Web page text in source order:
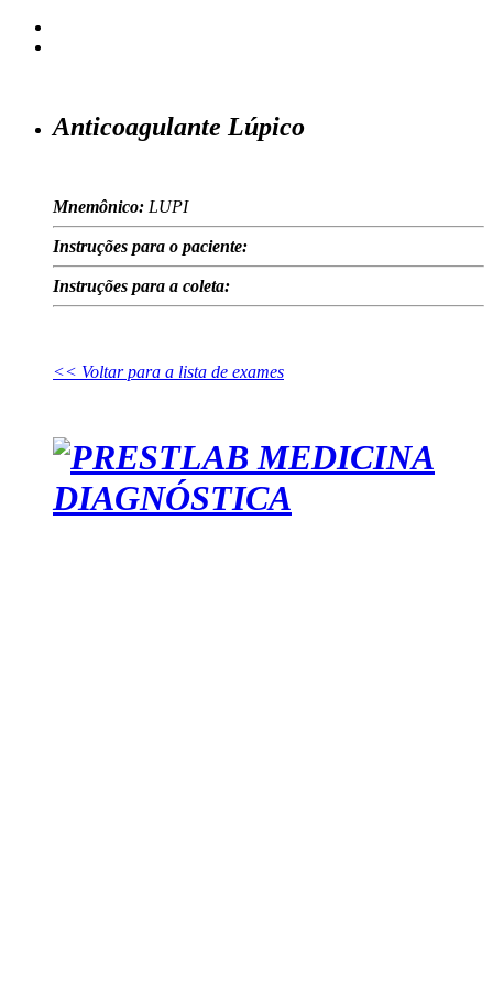
Anticoagulante Lúpico
Mnemônico: LUPI
Instruções para o paciente:
Instruções para a coleta:
<< Voltar para a lista de exames